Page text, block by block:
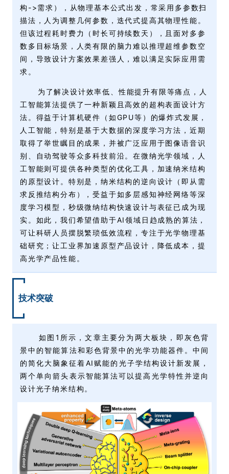
构->需求），从物理基本公式出发，常采用多参数扫
描法，人为调整几何参数，迭代式提高其物理性能。
但该过程耗时费力（时长可持续数天），且面对多参
数多目标场景，人类有限的脑力难以推理超维参数空
间，导致设计方案效果差强人，难以满足实际应用需
求。
为了解决设计效率低、性能提升有限等痛点，人
工智能算法提供了一种新颖且高效的超构表面设计方
法。得益于计算机硬件（如GPU等）的爆炸式发展，
人工智能，特别是基于大数据的深度学习方法，近期
取得了举世瞩目的成果，并被广泛应用于图像语音识
别、自动驾驶等众多科技前沿。在微纳光学领域，人
工智能则可提供各种类型的优化工具，加速纳米结构
的原型设计。特别是，纳米结构的逆向设计（即从需
求反推结构分布），受益于如多层感知神经网络等深
度学习模型，秒级微纳结构快速设计与表征已成为现
实。如此，我们希望借助于AI领域日趋成熟的算法，
可让科研人员摆脱繁琐低效流程，专注于光学物理基
础研究；让工业界加速原型产品设计，降低成本，提
高光学产品性能。
技术突破
如图1所示，文章主要分为两大板块，即灰色背
景中的智能算法和彩色背景中的光学功能器件。中间
的简化大脑象征着AI赋能的光子学结构设计新发展，
两个单向箭头表示智能算法可以提高光学特性并逆向
设计光子纳米结构。